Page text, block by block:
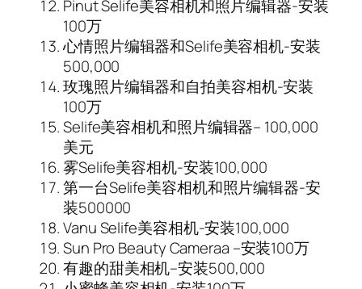
Pinut Selife美容相机和照片编辑器-安装
100万
心情照片编辑器和Selife美容相机-安装
500,000
玫瑰照片编辑器和自拍美容相机-安装
100万
Selife美容相机和照片编辑器– 100,000
美元
雾Selife美容相机-安装100,000
第一台Selife美容相机和照片编辑器-安
装500000
Vanu Selife美容相机-安装100,000
Sun Pro Beauty Cameraa –安装100万
有趣的甜美相机–安装500,000